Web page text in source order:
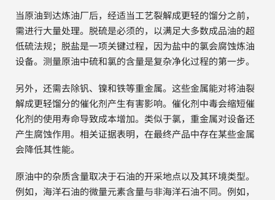
环境监测
化工品
机械工程
金属表面处理 / 电镀 / 涂层分析
金属生产 / 铸造厂
采矿与勘探
订购耗材和配件
当原油到达炼油厂后，经适当工艺裂解成更轻的馏分之前，
需进行大量处理。脱硫是必须的，以满足大多数成品油的超
低硫法规；脱盐是一项关键过程，因为盐中的氯会腐蚀炼油
设备。测量原油中硫和氯的含量是复杂净化过程的第一步。
另外，还需去除钒、镍和铁等重金属。这些金属能对将油裂
解成更轻馏分的催化剂产生有害影响。催化剂中毒会缩短催
化剂的使用寿命导致成本增加。类似于氯，重金属对设备还
产生腐蚀作用。相关证据表明，在最终产品中存在某些金属
会降低其性能。
原油中的杂质含量取决于石油的开采地点以及其环境类型。
例如，海洋石油的微量元素含量与非海洋石油不同。例如，